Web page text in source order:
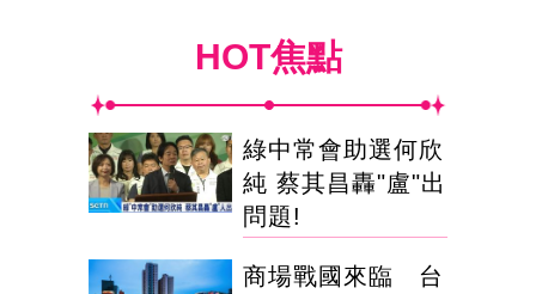
HOT焦點
綠中常會助選何欣
純 蔡其昌轟"盧"出
問題!
商場戰國來臨 台